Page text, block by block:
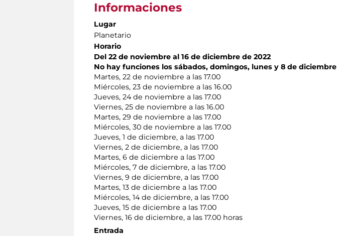
Informaciones
Lugar
Planetario
Horario
Del 22 de noviembre al 16 de diciembre de 2022
No hay funciones los sábados, domingos, lunes y 8 de diciembre
Martes, 22 de noviembre a las 17.00
Miércoles, 23 de noviembre a las 16.00
Jueves, 24 de noviembre a las 17.00
Viernes, 25 de noviembre a las 16.00
Martes, 29 de noviembre a las 17.00
Miércoles, 30 de noviembre a las 17.00
Jueves, 1 de diciembre, a las 17.00
Viernes, 2 de diciembre, a las 17.00
Martes, 6 de diciembre a las 17.00
Miércoles, 7 de diciembre, a las 17.00
Viernes, 9 de diciembre, a las 17.00
Martes, 13 de diciembre a las 17.00
Miércoles, 14 de diciembre, a las 17.00
Jueves, 15 de diciembre a las 17.00
Viernes, 16 de diciembre, a las 17.00 horas
Entrada